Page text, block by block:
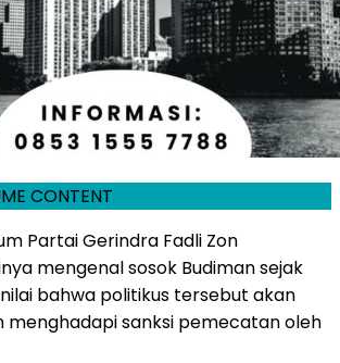
CONTENT
Partai Gerindra Fadli Zon
mengenal sosok Budiman sejak
bahwa politikus tersebut akan
menghadapi sanksi pemecatan oleh